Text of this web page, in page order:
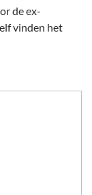
de ex-
vinden het